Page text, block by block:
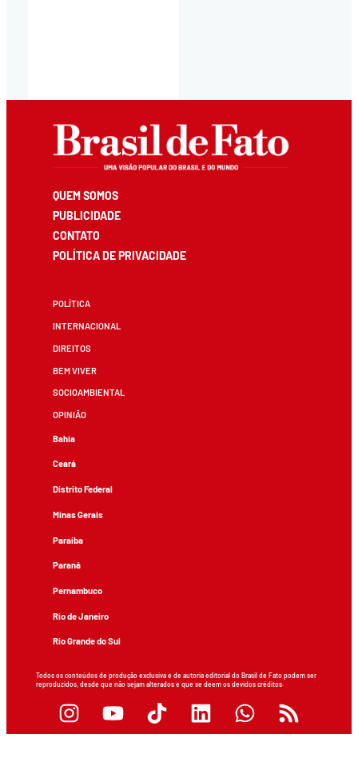
QUEM SOMOS
PUBLICIDADE
CONTATO
POLÍTICA DE PRIVACIDADE
POLÍTICA
INTERNACIONAL
DIREITOS
BEM VIVER
SOCIOAMBIENTAL
OPINIÃO
Bahia
Ceará
Distrito Federal
Minas Gerais
Paraíba
Paraná
Pernambuco
Rio de Janeiro
Rio Grande do Sul
Todos os conteúdos de produção exclusiva e de autoria editorial do Brasil de Fato podem ser
reproduzidos, desde que não sejam alterados e que se deem os devidos créditos.